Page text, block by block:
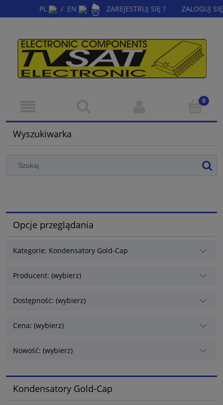
PL / EN | ZAREJESTRUJ SIĘ ? ZALOGUJ SIĘ
Wyszukiwarka
Opcje przeglądania
Kategorie: Kondensatory Gold-Cap
Producent: (wybierz)
Dostępność: (wybierz)
Cena: (wybierz)
Nowość: (wybierz)
Kondensatory Gold-Cap